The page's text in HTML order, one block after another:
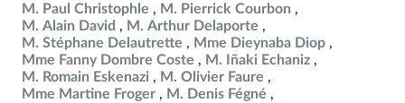
M. Paul Christophle
M. Pierrick Courbon
M. Alain David
M. Arthur Delaporte
M. Stéphane Delautrette
Mme Dieynaba Diop
Mme Fanny Dombre Coste
M. Iñaki Echaniz
M. Romain Eskenazi
M. Olivier Faure
Mme Martine Froger
M. Denis Fégné